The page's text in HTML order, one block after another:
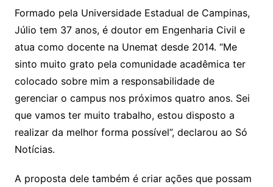
Formado pela Universidade Estadual de Campinas,
Júlio tem 37 anos, é doutor em Engenharia Civil e
atua como docente na Unemat desde 2014. “Me
sinto muito grato pela comunidade acadêmica ter
colocado sobre mim a responsabilidade de
gerenciar o campus nos próximos quatro anos. Sei
que vamos ter muito trabalho, estou disposto a
realizar da melhor forma possível”, declarou ao Só
Notícias.
A proposta dele também é criar ações que possam